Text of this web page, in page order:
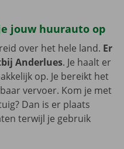
jouw huurauto op
over het hele land. Er
Anderlues. Je haalt er
op. Je bereikt het
vervoer. Kom je met
Dan is er plaats
terwijl je gebruik